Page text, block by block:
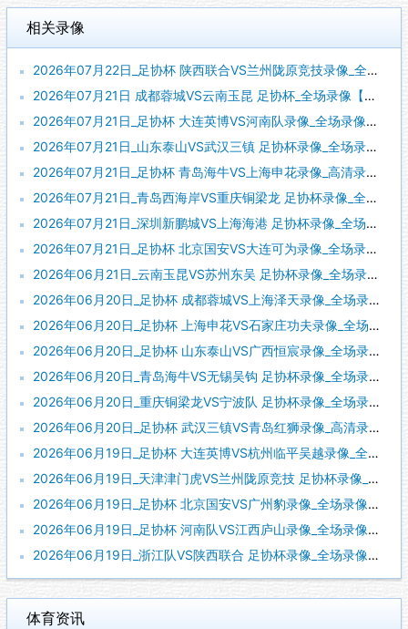
相关录像
2026年07月22日_足协杯 陕西联合VS兰州陇原竞技录像_全场录像【全场回放】
2026年07月21日 成都蓉城VS云南玉昆 足协杯_全场录像【视频集锦】
2026年07月21日_足协杯 大连英博VS河南队录像_全场录像【全场回放】
2026年07月21日_山东泰山VS武汉三镇 足协杯录像_全场录像【全场回放】
2026年07月21日_足协杯 青岛海牛VS上海申花录像_高清录像【全场回放】
2026年07月21日_青岛西海岸VS重庆铜梁龙 足协杯录像_全场录像【高清回放】
2026年07月21日_深圳新鹏城VS上海海港 足协杯录像_全场录像【高清回放】
2026年07月21日_足协杯 北京国安VS大连可为录像_全场录像【全场回放】
2026年06月21日_云南玉昆VS苏州东吴 足协杯录像_全场录像【视频集锦】
2026年06月20日_足协杯 成都蓉城VS上海泽天录像_全场录像【视频集锦】
2026年06月20日_足协杯 上海申花VS石家庄功夫录像_全场录像【全场回放】
2026年06月20日_足协杯 山东泰山VS广西恒宸录像_全场录像【全场回放】
2026年06月20日_青岛海牛VS无锡吴钩 足协杯录像_全场录像【视频集锦】
2026年06月20日_重庆铜梁龙VS宁波队 足协杯录像_全场录像【高清回放】
2026年06月20日_足协杯 武汉三镇VS青岛红狮录像_高清录像【全场回放】
2026年06月19日_足协杯 大连英博VS杭州临平吴越录像_全场录像【全场回放】
2026年06月19日_天津津门虎VS兰州陇原竞技 足协杯录像_全场录像【视频集锦】
2026年06月19日_足协杯 北京国安VS广州豹录像_全场录像【全场回放】
2026年06月19日_足协杯 河南队VS江西庐山录像_全场录像【全场回放】
2026年06月19日_浙江队VS陕西联合 足协杯录像_全场录像【高清回放】
体育资讯